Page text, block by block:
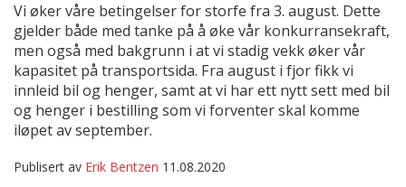
Vi øker våre betingelser for storfe fra 3. august. Dette
gjelder både med tanke på å øke vår konkurransekraft,
men også med bakgrunn i at vi stadig vekk øker vår
kapasitet på transportsida. Fra august i fjor fikk vi
innleid bil og henger, samt at vi har ett nytt sett med bil
og henger i bestilling som vi forventer skal komme
iløpet av september.
Publisert av Erik Bentzen 11.08.2020